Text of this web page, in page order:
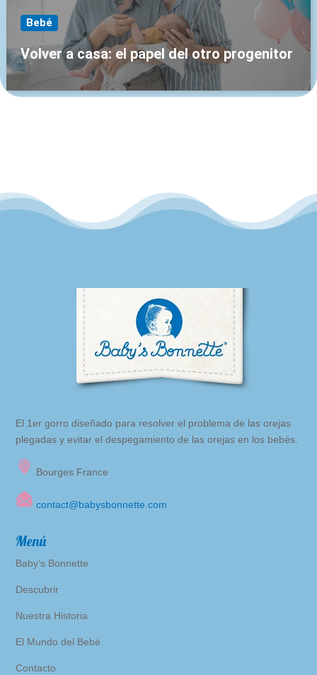
Bebé
Volver a casa: el papel del otro progenitor
El 1er gorro diseñado para resolver el problema de las orejas
plegadas y evitar el despegamiento de las orejas en los bebés.
Bourges France
contact@babysbonnette.com
Menú
Baby’s Bonnette
Descubrir
Nuestra Historia
El Mundo del Bebé
Contacto